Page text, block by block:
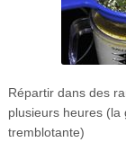
Répartir dans des
plusieurs heures
tremblotante)